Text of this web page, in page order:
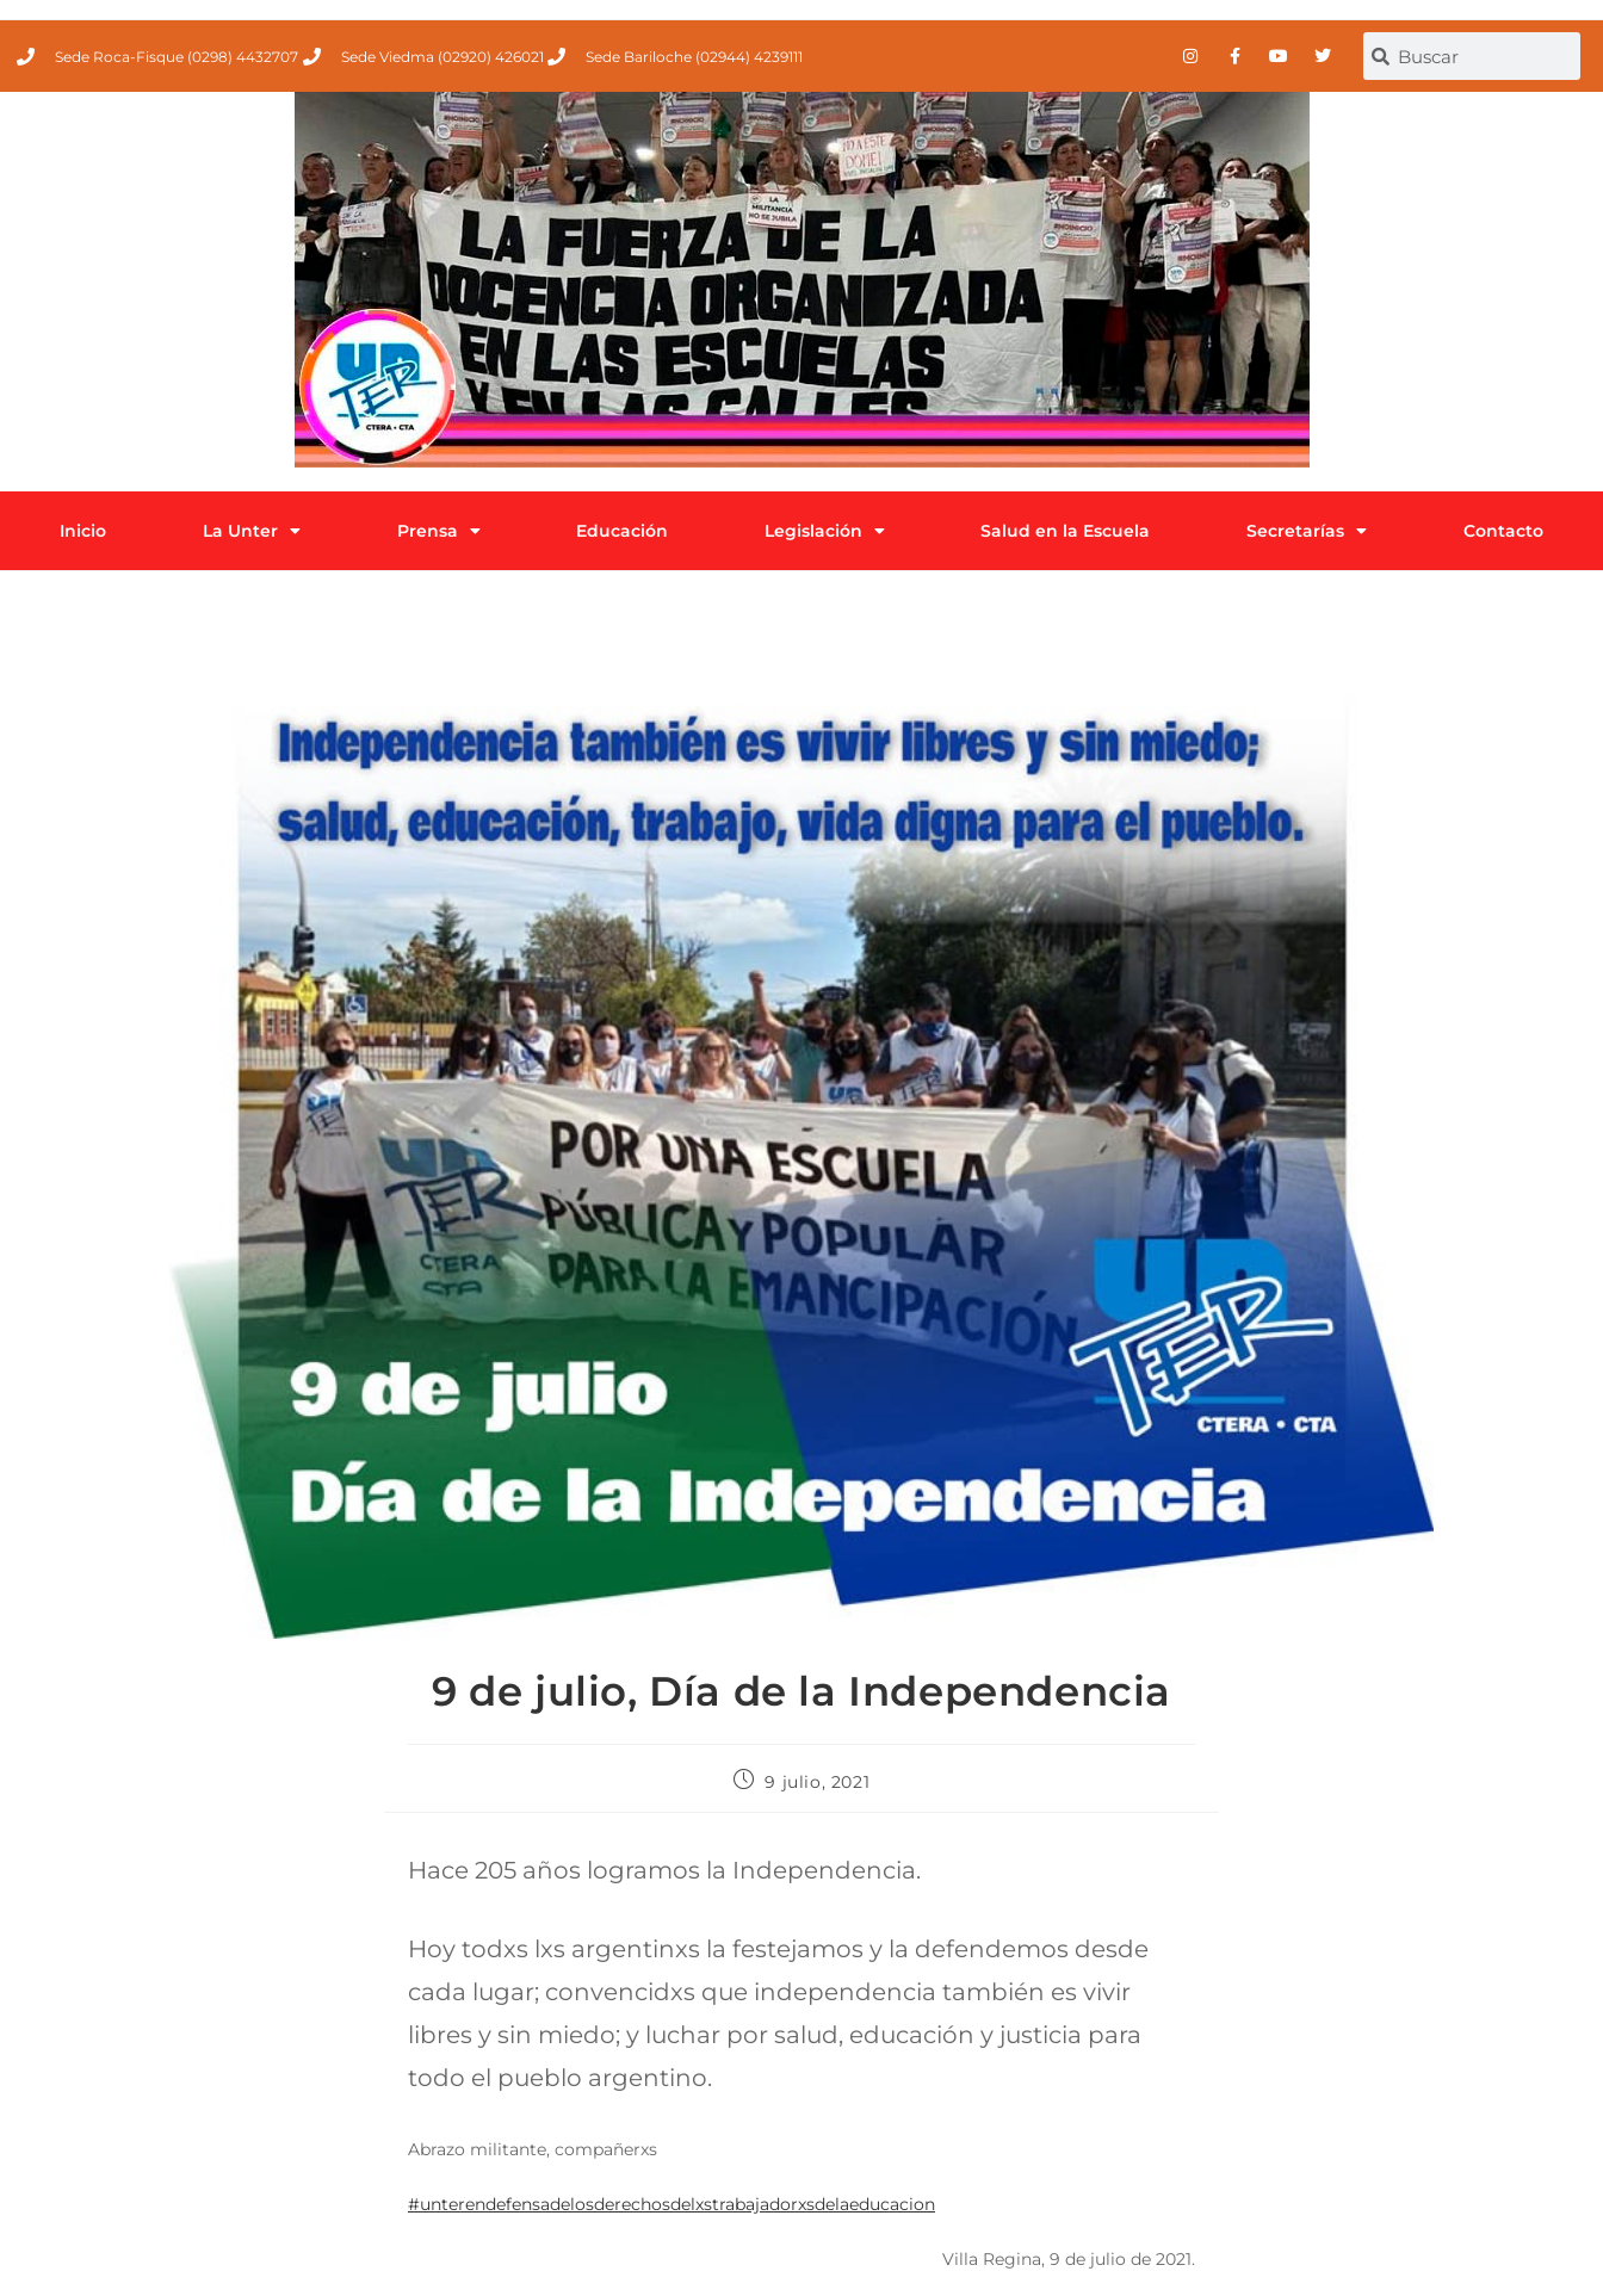
Sede Roca-Fisque (0298) 4432707 Sede Viedma (02920) 426021 Sede Bariloche (02944) 4239111
Inicio La Unter Prensa Educación Legislación Salud en la Escuela Secretarías Contacto
9 de julio, Día de la Independencia
9 julio, 2021
Hace 205 años logramos la Independencia.
Hoy todxs lxs argentinxs la festejamos y la defendemos desde
cada lugar; convencidxs que independencia también es vivir
libres y sin miedo; y luchar por salud, educación y justicia para
todo el pueblo argentino.
Abrazo militante, compañerxs
#unterendefensadelosderechosdelxstrabajadorxsdelaeducacion
Villa Regina, 9 de julio de 2021.